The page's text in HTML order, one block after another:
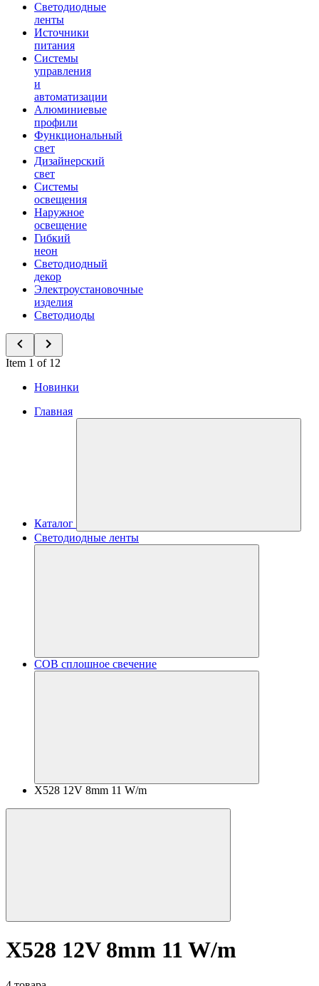
Светодиодные
ленты
Источники
питания
Системы
управления
и
автоматизации
Алюминиевые
профили
Функциональный
свет
Дизайнерский
свет
Системы
освещения
Наружное
освещение
Гибкий
неон
Светодиодный
декор
Электроустановочные
изделия
Светодиоды
Item 1 of 12
Новинки
Главная
Каталог
Светодиодные ленты
COB сплошное свечение
X528 12V 8mm 11 W/m
X528 12V 8mm 11 W/m